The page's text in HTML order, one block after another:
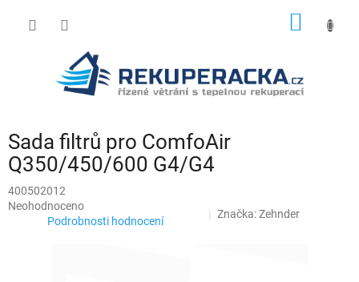
Sada filtrů pro ComfoAir
Q350/450/600 G4/G4
400502012
Průměrné
hodnocení
Neohodnoceno
Podrobnosti hodnocení
Značka:Zehnder